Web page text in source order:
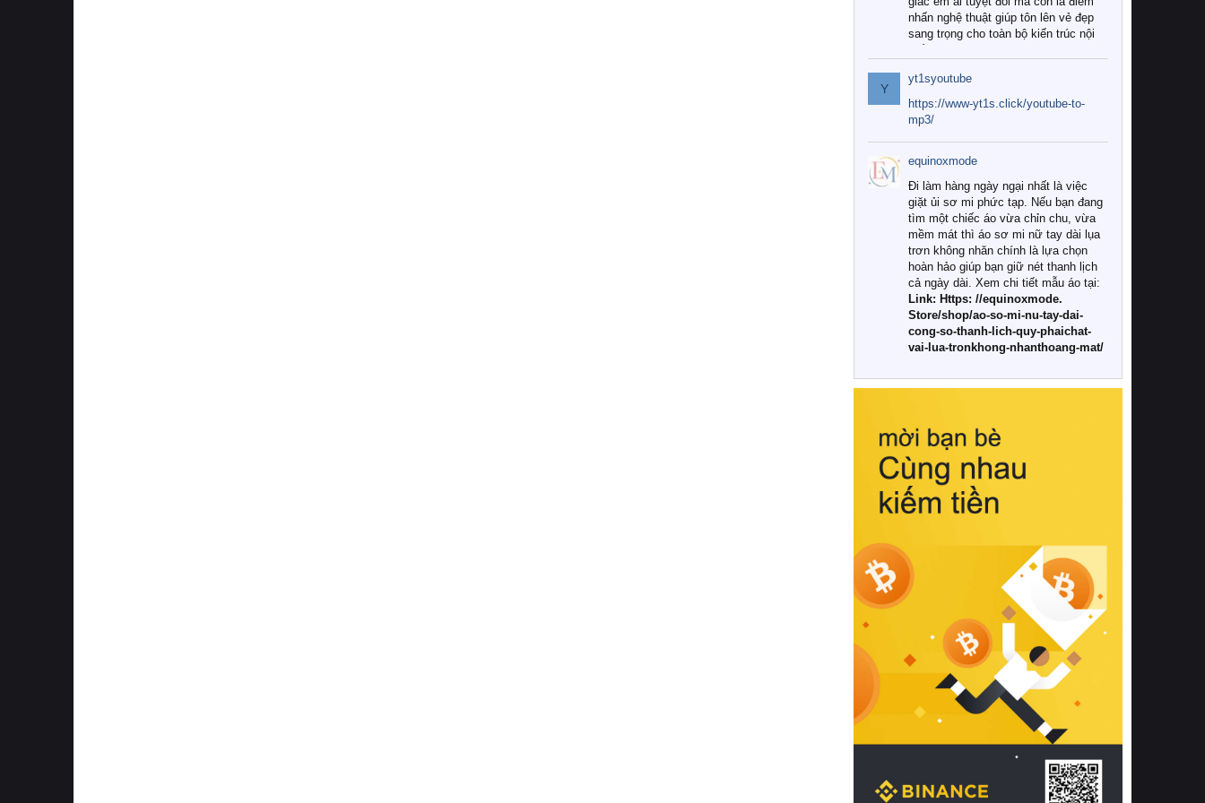
nhấn nghệ thuật giúp tôn lên vẻ đẹp
sang trọng cho toàn bộ kiến trúc nội
Tuy nhiên, giữa thị trường đa dạng
với vô vàn thương hiệu và mẫu mã
như hiện nay, làm thế nào để chọn
được những bộ chăn ga gối đệm cao
cấp thực sự chất lượng, phù hợp với
khí hậu và nhu cầu sử dụng của gia
đình? Hãy cùng chúng tôi đi tìm lời
giải đáp chi tiết qua bài viết dưới đây.
1. Tại sao các gia đình hiện đại lại ưa
chuộng chăn ga gối đệm cao cấp?
Khác với các dòng sản phẩm thông
thường, những bộ chăn ga gối đệm
cao cấp trải qua quy trình sản xuất
nghiêm ngặt từ khâu chọn lọc nguyên
liệu tự nhiên đến công nghệ dệt
nhuộm hiện đại không chứa hóa chất
này, bạn sẽ cảm nhận rõ rệt sự khác
hồi chuẩn xác của phần đệm nâng đỡ
cột sống.
Bên cạnh đó, việc lựa chọn các dòng
sản phẩm đạt chuẩn chất lượng quốc
tế còn giúp ngăn ngừa tình trạng kích
khuẩn và nấm mốc trong điều kiện
thời tiết nóng ẩm. Bạn có thể tìm hiểu
thêm các nghiên cứu khoa học về tác
động của giấc ngủ và môi trường
phòng ngủ đối với sức khỏe con
người tại Sleep Foundation (External
Link) để có cái nhìn toàn diện hơn.
2. Các tiêu chí vàng khi lựa chọn
chăn ga gối đệm cao cấp cho phòng
ngủ
Để sở hữu một bộ chăn ga gối đệm
cao cấp hoàn hảo cả về thẩm mỹ lẫn
công năng, người tiêu dùng cần cân
nhắc kỹ lưỡng các tiêu chí quan trọng
Y
yt1syoutube
https://www-yt1s.click/youtube-to-
mp3/
equinoxmode
Đi làm hàng ngày ngại nhất là việc
giặt ủi sơ mi phức tạp. Nếu bạn đang
tìm một chiếc áo vừa chỉn chu, vừa
mềm mát thì áo sơ mi nữ tay dài lụa
trơn không nhăn chính là lựa chọn
hoàn hảo giúp bạn giữ nét thanh lịch
cả ngày dài. Xem chi tiết mẫu áo tại:
Link: Https: //equinoxmode.
Store/shop/ao-so-mi-nu-tay-dai-
cong-so-thanh-lich-quy-phaichat-
vai-lua-tronkhong-nhanthoang-mat/